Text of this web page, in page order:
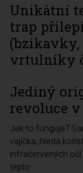
Unikátní
trap
(bzikavky,
vrtulníky
Jediný
revoluce
Jak to funguje?
vajíčka, hledá
infračervených
teplo.